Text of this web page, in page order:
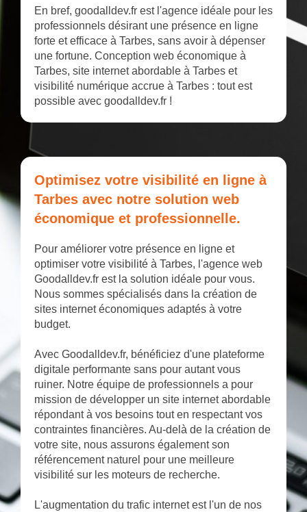
En bref, goodalldev.fr est l'agence idéale pour les
professionnels désirant une présence en ligne
forte et efficace à Tarbes, sans avoir à dépenser
une fortune. Conception web économique à
Tarbes, site internet abordable à Tarbes et
visibilité numérique accrue à Tarbes : tout est
possible avec goodalldev.fr !
Optimisez votre visibilité en ligne à
Tarbes avec notre solution web
économique et professionnelle.
Pour améliorer votre présence en ligne et
optimiser votre visibilité à Tarbes, l'agence web
Goodalldev.fr est la solution idéale pour vous.
Nous sommes spécialisés dans la création de
sites internet économiques adaptés à votre
budget.
Avec Goodalldev.fr, bénéficiez d'une plateforme
digitale performante sans pour autant vous
ruiner. Notre équipe de professionnels a pour
mission de développer un site internet abordable
répondant à vos besoins tout en respectant vos
contraintes financières. Au-delà de la création de
votre site, nous assurons également son
référencement naturel pour une meilleure
visibilité sur les moteurs de recherche.
L'augmentation du trafic internet est l'un de nos